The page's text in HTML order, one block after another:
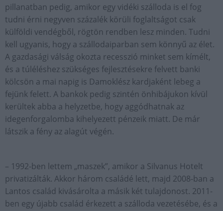
pillanatban pedig, amikor egy vidéki szálloda is el fog
tudni érni negyven százalék körüli foglaltságot csak
külföldi vendégből, rögtön rendben lesz minden. Tudni
kell ugyanis, hogy a szállodaiparban sem könnyű az élet.
A gazdasági válság okozta recesszió minket sem kímélt,
és a túléléshez szükséges fejlesztésekre felvett banki
kölcsön a mai napig is Damoklész kardjaként lebeg a
fejünk felett. A bankok pedig szintén önhibájukon kívül
kerültek abba a helyzetbe, hogy aggódhatnak az
idegenforgalomba kihelyezett pénzeik miatt. De már
látszik a fény az alagút végén.
– 1992-ben lettem „maszek”, amikor a Silvanus Hotelt
privatizálták. Akkor három családé lett, majd 2008-ban a
Lantos család kivásárolta a másik két tulajdonost. 2011-
ben egy újabb család érkezett a szálloda vezetésébe, és a